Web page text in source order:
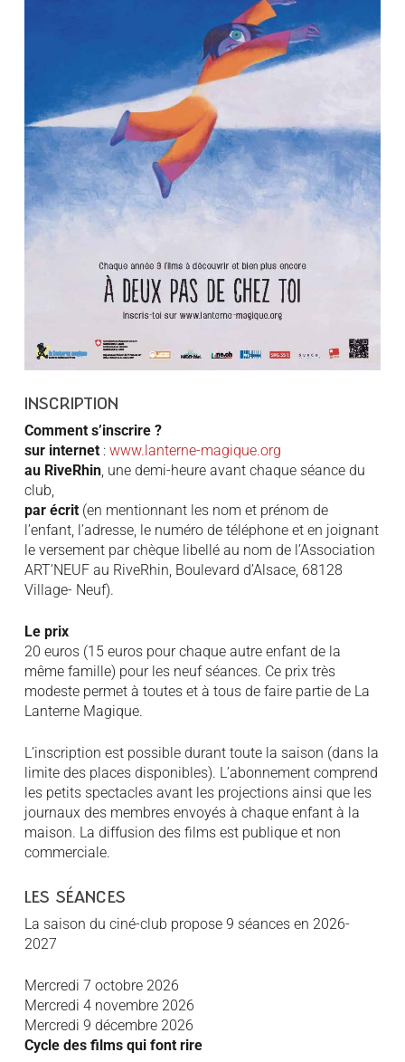
INSCRIPTION
Comment s’inscrire ?
sur internet: www.lanterne-magique.org
au RiveRhin, une demi-heure avant chaque séance du
club,
par écrit(en mentionnant les nom et prénom de
l’enfant, l’adresse, le numéro de téléphone et en joignant
le versement par chèque libellé au nom de l’Association
ART’NEUF au RiveRhin, Boulevard d’Alsace, 68128
Village- Neuf).
Le prix
20 euros (15 euros pour chaque autre enfant de la
même famille) pour les neuf séances. Ce prix très
modeste permet à toutes et à tous de faire partie de La
Lanterne Magique.
L’inscription est possible durant toute la saison (dans la
limite des places disponibles). L’abonnement comprend
les petits spectacles avant les projections ainsi que les
journaux des membres envoyés à chaque enfant à la
maison. La diffusion des films est publique et non
commerciale.
LES SÉANCES
La saison du ciné-club propose 9 séances en 2026-
2027
Mercredi 7 octobre 2026
Mercredi 4 novembre 2026
Mercredi 9 décembre 2026
Cycle des films qui font rire